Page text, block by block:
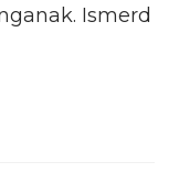
Ismerd